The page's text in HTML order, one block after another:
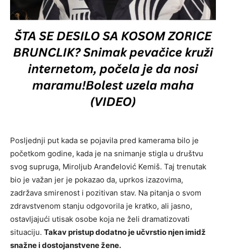
Posljednji put kada se pojavila pred kamerama bilo je
početkom godine, kada je na snimanje stigla u društvu
svog supruga, Miroljub Aranđelović Kemiš. Taj trenutak
bio je važan jer je pokazao da, uprkos izazovima,
zadržava smirenost i pozitivan stav. Na pitanja o svom
zdravstvenom stanju odgovorila je kratko, ali jasno,
ostavljajući utisak osobe koja ne želi dramatizovati
situaciju. Takav pristup dodatno je učvrstio njen imidž
snažne i dostojanstvene žene.